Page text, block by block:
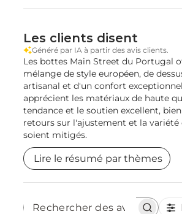
Les clients disent
Généré par IA à partir des avis clients.
Les bottes Main Street du Portugal
mélange de style européen, de
artisanal et d'un confort
apprécient les matériaux de haute
tendance et le soutien excellent,
retours sur l'ajustement et la variété
soient mitigés.
Lire le résumé par thèmes
Rechercher